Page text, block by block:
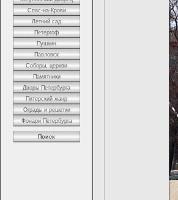
Спас-на-Крови
Летний сад
Петергоф
Пушкин
Павловск
Соборы, церкви
Памятники
Дворы Петербурга
Питерский жанр
Ограды и решетки
Фонари Петербурга
Поиск